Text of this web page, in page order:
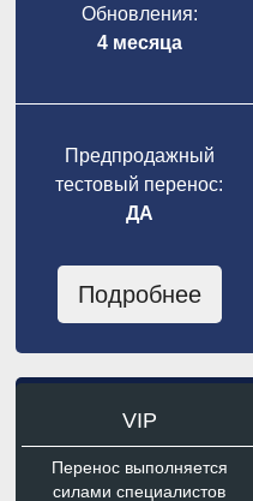
Обновления:
4 месяца
Предпродажный
тестовый перенос:
ДА
Подробнее
VIP
Перенос выполняется
силами специалистов